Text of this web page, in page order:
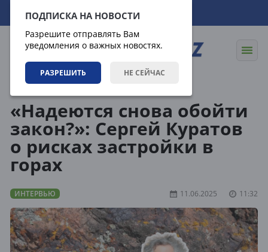
ПОДПИСКА НА НОВОСТИ
Разрешите отправлять Вам
уведомления о важных новостях.
РАЗРЕШИТЬ НЕ СЕЙЧАС
09.08.2026 17:53:10
«Надеются снова обойти
закон?»: Сергей Куратов
о рисках застройки в
горах
ИНТЕРВЬЮ 11.06.2025 11:32